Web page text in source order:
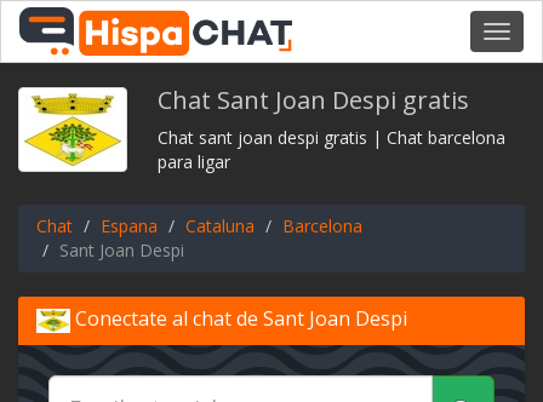
Chat Sant Joan Despi gratis
Chat sant joan despi gratis | Chat barcelona
para ligar
Chat Espana Cataluna
Barcelona
Sant Joan Despi
Conectate al chat de Sant Joan Despi